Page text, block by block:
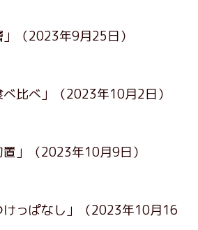
（2023年9月25日）
比べ」 （2023年10月2日）
」 （2023年10月9日）
っぱなし」
（2023年10月16